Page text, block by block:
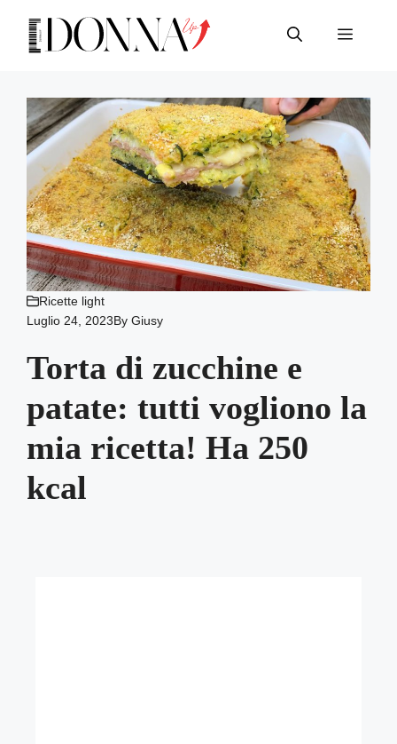
contenuto
Menu
Ricette light
Luglio 24, 2023ByGiusy
Torta di zucchine e
patate: tutti vogliono la
mia ricetta! Ha 250
kcal